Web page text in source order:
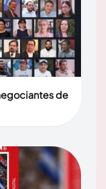
de